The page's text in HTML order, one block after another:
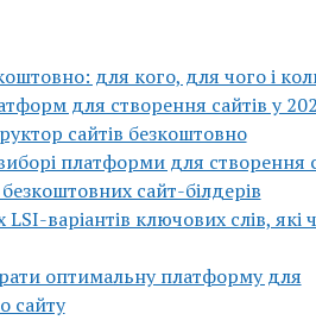
для кого, для чого і
для створення сайтів у
сайтів безкоштовно
платформи для створення
сайт-білдерів
варіантів ключових слів, які
оптимальну платформу для
сайту